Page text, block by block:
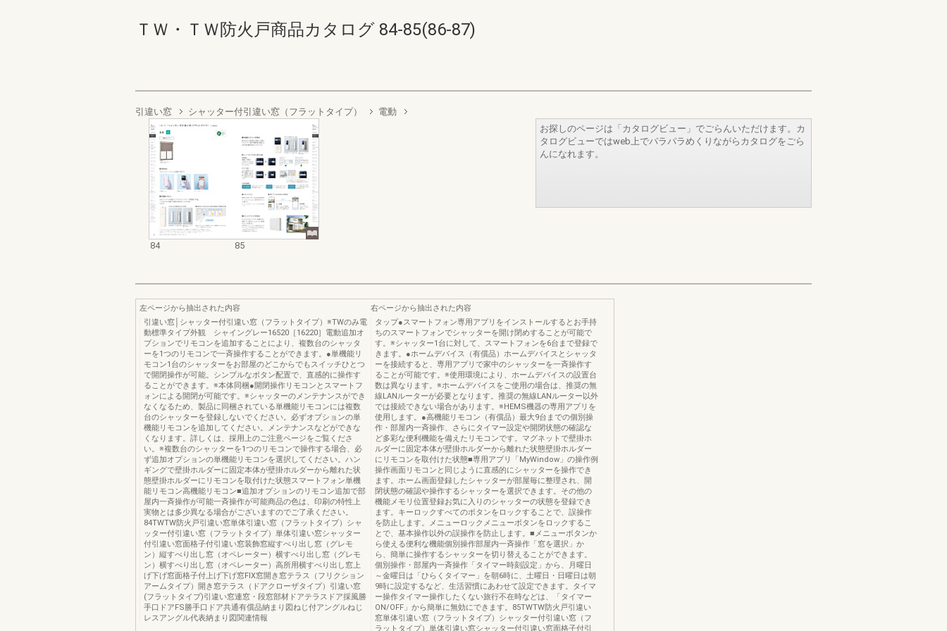
ＴＷ・ＴＷ防火戸商品カタログ 84-85(86-87)
引違い窓 シャッター付引違い窓（フラットタイプ） 電動
84 85
お探しのページは「カタログビュー」でごらんいただけます。カ
タログビューではweb上でパラパラめくりながらカタログをごら
んになれます。
左ページから抽出された内容
引違い窓│シャッター付引違い窓（フラットタイプ）※TWのみ電
動標準タイプ外観 シャイングレー16520［16220］電動追加オ
プションでリモコンを追加することにより、複数台のシャッタ
ーを1つのリモコンで一斉操作することができます。●単機能リ
モコン1台のシャッターをお部屋のどこからでもスイッチひとつ
で開閉操作が可能。シンプルなボタン配置で、直感的に操作す
ることができます。※本体同梱●開閉操作リモコンとスマートフ
ォンによる開閉が可能です。※シャッターのメンテナンスができ
なくなるため、製品に同梱されている単機能リモコンには複数
台のシャッターを登録しないでください。必ずオプションの単
機能リモコンを追加してください。メンテナンスなどができな
くなります。詳しくは、採用上のご注意ページをご覧くださ
い。※複数台のシャッターを1つのリモコンで操作する場合、必
ず追加オプションの単機能リモコンを選択してください。ハン
ギングで壁掛ホルダーに固定本体が壁掛ホルダーから離れた状
態壁掛ホルダーにリモコンを取付けた状態スマートフォン単機
能リモコン高機能リモコン■追加オプションのリモコン追加で部
屋内一斉操作が可能一斉操作が可能商品の色は、印刷の特性上
実物とは多少異なる場合がございますのでご了承ください。
84TWTW防火戸引違い窓単体引違い窓（フラットタイプ）シャ
ッター付引違い窓（フラットタイプ）単体引違い窓シャッター
付引違い窓面格子付引違い窓装飾窓縦すべり出し窓（グレモ
ン）縦すべり出し窓（オペレーター）横すべり出し窓（グレモ
ン）横すべり出し窓（オペレーター）高所用横すべり出し窓上
げ下げ窓面格子付上げ下げ窓FIX窓開き窓テラス（フリクション
アームタイプ）開き窓テラス（ドアクローザタイプ）引違い窓
(フラットタイプ)引違い窓連窓・段窓部材ドアテラスドア採風勝
手口ドアFS勝手口ドア共通有償品納まり図ねじ付アングルねじ
レスアングル代表納まり図関連情報
右ページから抽出された内容
タップ●スマートフォン専用アプリをインストールするとお手持
ちのスマートフォンでシャッターを開け閉めすることが可能で
す。※シャッター1台に対して、スマートフォンを6台まで登録で
きます。●ホームデバイス（有償品）ホームデバイスとシャッタ
ーを接続すると、専用アプリで家中のシャッターを一斉操作す
ることが可能です。※使用環境により、ホームデバイスの設置台
数は異なります。※ホームデバイスをご使用の場合は、推奨の無
線LANルーターが必要となります。推奨の無線LANルーター以外
では接続できない場合があります。※HEMS機器の専用アプリを
使用します。●高機能リモコン（有償品）最大9台までの個別操
作・部屋内一斉操作、さらにタイマー設定や開閉状態の確認な
ど多彩な便利機能を備えたリモコンです。マグネットで壁掛ホ
ルダーに固定本体が壁掛ホルダーから離れた状態壁掛ホルダー
にリモコンを取付けた状態■専用アプリ「MyWindow」の操作例
操作画面リモコンと同じように直感的にシャッターを操作でき
ます。ホーム画面登録したシャッターが部屋毎に整理され、開
閉状態の確認や操作するシャッターを選択できます。その他の
機能メモリ位置登録お気に入りのシャッターの状態を登録でき
ます。キーロックすべてのボタンをロックすることで、誤操作
を防止します。メニューロックメニューボタンをロックするこ
とで、基本操作以外の誤操作を防止します。■メニューボタンか
ら使える便利な機能個別操作部屋内一斉操作「窓を選択」か
ら、簡単に操作するシャッターを切り替えることができます。
個別操作・部屋内一斉操作「タイマー時刻設定」から、月曜日
～金曜日は「ひらくタイマー」を朝6時に、土曜日・日曜日は朝
9時に設定するなど、生活習慣にあわせて設定できます。タイマ
ー操作タイマー操作したくない旅行不在時などは、「タイマー
ON/OFF」から簡単に無効にできます。85TWTW防火戸引違い
窓単体引違い窓（フラットタイプ）シャッター付引違い窓（フ
ラットタイプ）単体引違い窓シャッター付引違い窓面格子付引